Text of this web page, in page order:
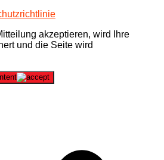
akzeptieren, wird Ihre
und die Seite wird